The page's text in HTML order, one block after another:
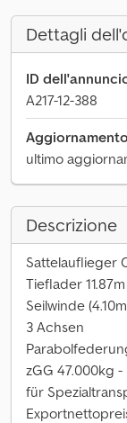
Dettagli
ID
A217-12-388
ultimo
Descrizione
Sattelauflieger
Tieflader
Seilwinde
3 Achsen
zGG 47.000kg
für